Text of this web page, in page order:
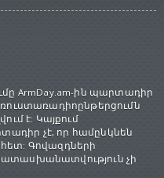
ArmDay.am-ին պարտադիր
է: Կայքում
չէ, որ համընկնեն
Գովազդների
չի